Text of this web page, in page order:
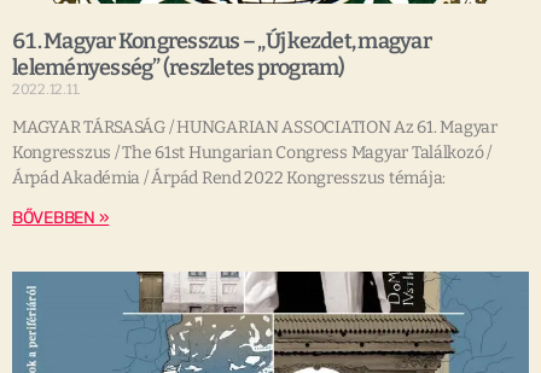
61. Magyar Kongresszus – „Új kezdet, magyar
leleményesség” (reszletes program)
2022.12.11.
MAGYAR TÁRSASÁG / HUNGARIAN ASSOCIATION Az 61. Magyar
Kongresszus / The 61st Hungarian Congress Magyar Találkozó /
Árpád Akadémia / Árpád Rend 2022 Kongresszus témája:
BŐVEBBEN »